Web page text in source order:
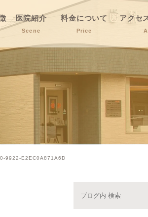
医院紹介
Scene
料金について
Price
アクセ
9922-E2EC0A871A6D